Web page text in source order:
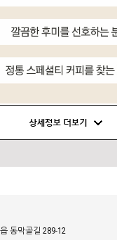
동막골길 289-12